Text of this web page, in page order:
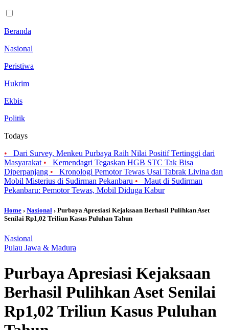
Beranda
Nasional
Peristiwa
Hukrim
Ekbis
Politik
Todays
•
Dari Survey, Menkeu Purbaya Raih Nilai Positif Tertinggi dari
Masyarakat •
Kemendagri Tegaskan HGB STC Tak Bisa
Diperpanjang •
Kronologi Pemotor Tewas Usai Tabrak Livina dan
Mobil Misterius di Sudirman Pekanbaru •
Maut di Sudirman
Pekanbaru: Pemotor Tewas, Mobil Diduga Kabur
Home › Nasional › Purbaya Apresiasi Kejaksaan Berhasil Pulihkan Aset
Senilai Rp1,02 Triliun Kasus Puluhan Tahun
Nasional
Pulau Jawa & Madura
Purbaya Apresiasi Kejaksaan
Berhasil Pulihkan Aset Senilai
Rp1,02 Triliun Kasus Puluhan